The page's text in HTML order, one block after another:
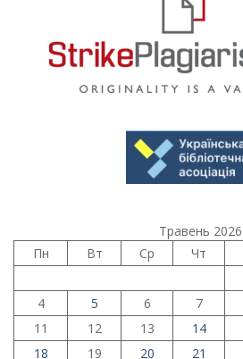
Травень 2026
Пн
Вт Ср Чт
4
5 6 7
11
12 13 14
18
19 20 21